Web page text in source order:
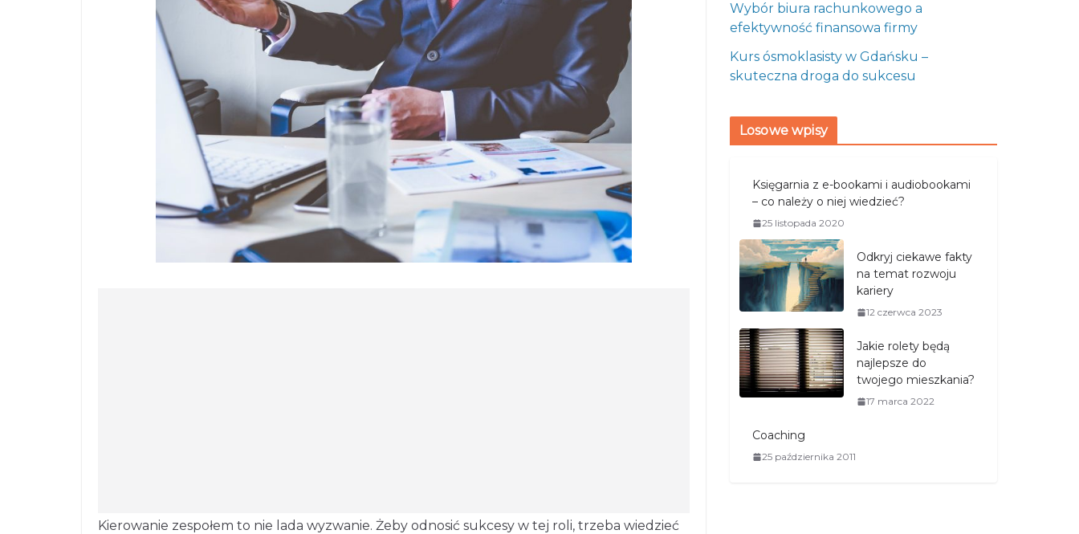
Kierowanie zespołem to nie lada wyzwanie. Żeby odnosić sukcesy w tej roli, trzeba wiedzieć
Wybór biura rachunkowego a
efektywność finansowa firmy
Kurs ósmoklasisty w Gdańsku –
skuteczna droga do sukcesu
Losowe wpisy
Księgarnia z e-bookami i audiobookami
– co należy o niej wiedzieć?
25 listopada 2020
Odkryj ciekawe fakty
na temat rozwoju
kariery
12 czerwca 2023
Jakie rolety będą
najlepsze do
twojego mieszkania?
17 marca 2022
Coaching
25 października 2011